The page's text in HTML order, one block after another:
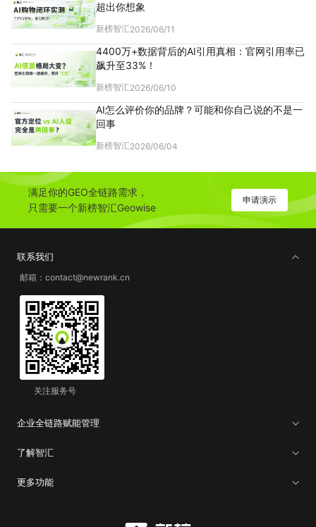
超出你想象
新榜智汇2026/06/11
4400万+数据背后的AI引用真相：官网引用率已
飙升至33%！
新榜智汇2026/06/10
AI怎么评价你的品牌？可能和你自己说的不是一
回事
新榜智汇2026/06/04
满足你的GEO全链路需求，
只需要一个新榜智汇Geowise
申请演示
联系我们
邮箱：contact@newrank.cn
关注服务号
企业全链路赋能管理
了解智汇
更多功能